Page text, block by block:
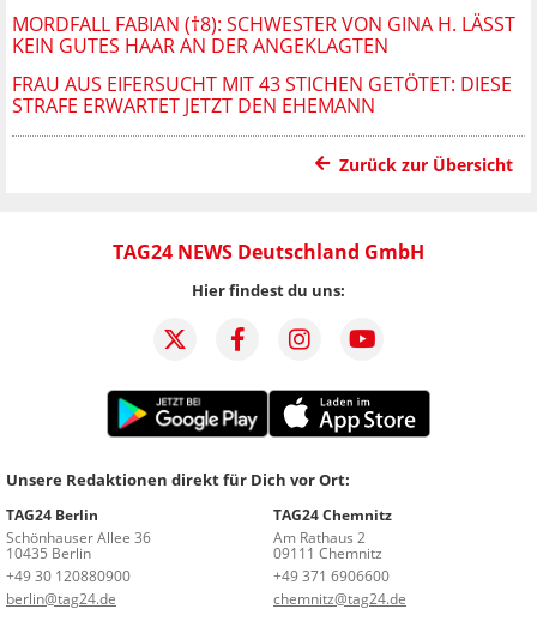
MORDFALL FABIAN (†8): SCHWESTER VON GINA H. LÄSST
KEIN GUTES HAAR AN DER ANGEKLAGTEN
FRAU AUS EIFERSUCHT MIT 43 STICHEN GETÖTET: DIESE
STRAFE ERWARTET JETZT DEN EHEMANN
Zurück zur Übersicht
TAG24 NEWS Deutschland GmbH
Hier findest du uns:
Unsere Redaktionen direkt für Dich vor Ort:
TAG24 Berlin
Schönhauser Allee 36
10435 Berlin
+49 30 120880900
berlin@tag24.de
TAG24 Chemnitz
Am Rathaus 2
09111 Chemnitz
+49 371 6906600
chemnitz@tag24.de